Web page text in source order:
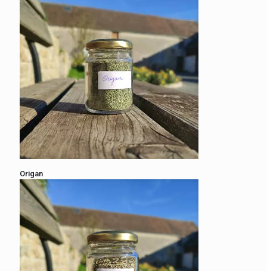
Origan